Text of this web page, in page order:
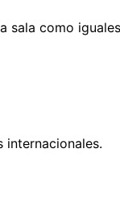
sala como
internacionales.